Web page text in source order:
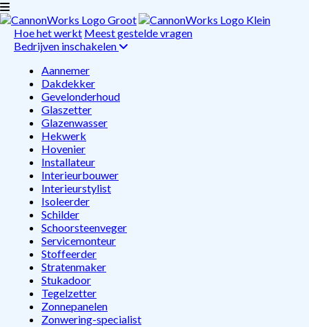
Hoe het werkt Meest gestelde vragen
Bedrijven inschakelen
Aannemer
Dakdekker
Gevelonderhoud
Glaszetter
Glazenwasser
Hekwerk
Hovenier
Installateur
Interieurbouwer
Interieurstylist
Isoleerder
Schilder
Schoorsteenveger
Servicemonteur
Stoffeerder
Stratenmaker
Stukadoor
Tegelzetter
Zonnepanelen
Zonwering-specialist